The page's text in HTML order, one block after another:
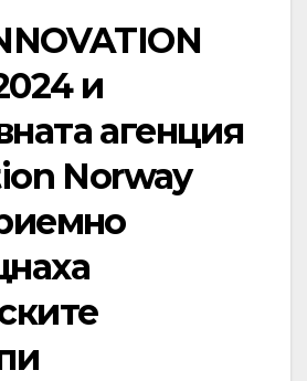
и
агенция
Norway